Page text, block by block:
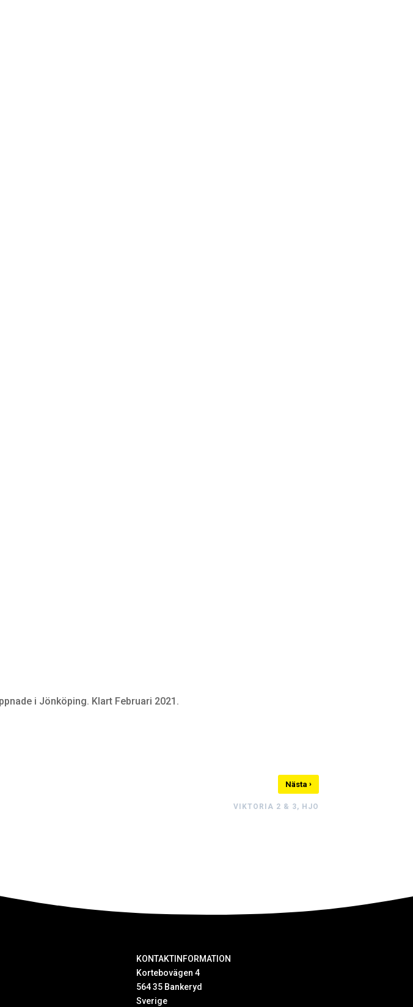
i Jönköping. Klart Februari 2021.
Nästa ›
VIKTORIA 2 & 3, HJO
KONTAKTINFORMATION
Kortebovägen 4
564 35 Bankeryd
Sverige